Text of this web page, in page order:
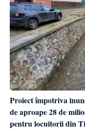
Proiect împotriva
de aproape 28 de
pentru locuitorii din